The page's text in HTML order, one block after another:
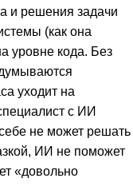
и решения задачи
(как она
уровне кода. Без
уходит на
с ИИ
не может решать
ИИ не поможет
«довольно